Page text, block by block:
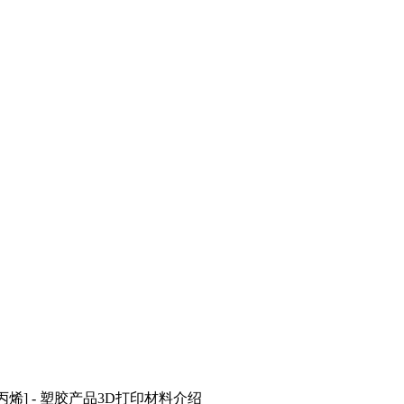
烯] - 塑胶产品3D打印材料介绍